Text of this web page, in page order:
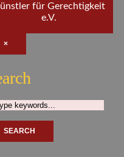
für Gerechtigkeit
e.V.
×